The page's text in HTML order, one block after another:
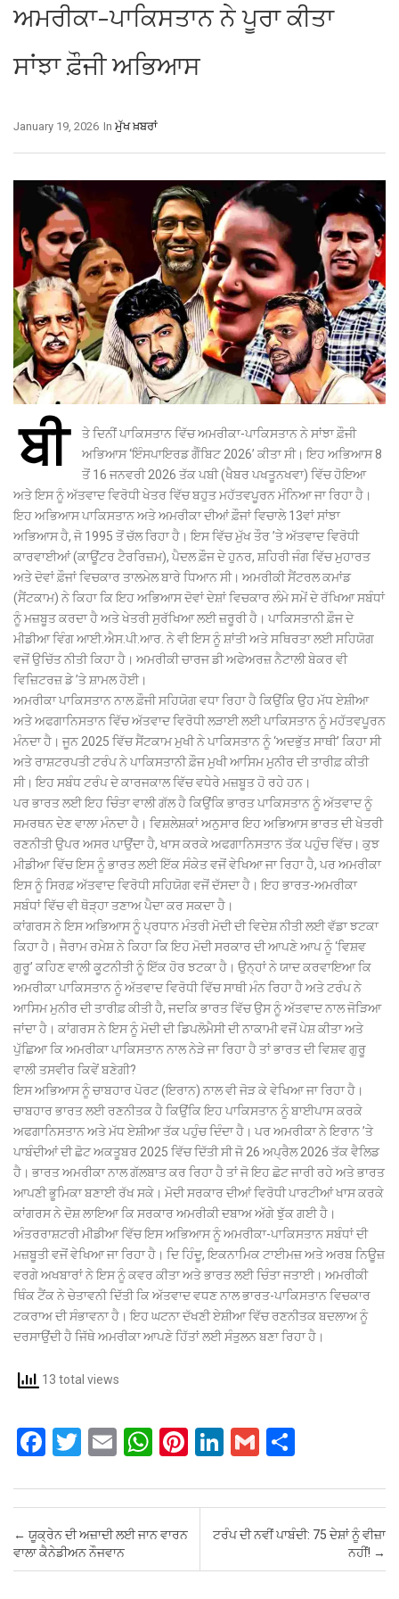
ਅਮਰੀਕਾ-ਪਾਕਿਸਤਾਨ ਨੇ ਪੂਰਾ ਕੀਤਾ
ਸਾਂਝਾ ਫ਼ੌਜੀ ਅਭਿਆਸ
In ਮੁੱਖ ਖ਼ਬਰਾਂ
January 19, 2026
ਬੀ
ਤੇ ਦਿਨੀਂ ਪਾਕਿਸਤਾਨ ਵਿੱਚ ਅਮਰੀਕਾ-ਪਾਕਿਸਤਾਨ ਨੇ ਸਾਂਝਾ ਫ਼ੌਜੀ
ਅਭਿਆਸ ‘ਇੰਸਪਾਇਰਡ ਗੈੰਬਿਟ 2026’ ਕੀਤਾ ਸੀ। ਇਹ ਅਭਿਆਸ 8
ਤੋਂ 16 ਜਨਵਰੀ 2026 ਤੱਕ ਪਬੀ (ਖੈਬਰ ਪਖਤੂਨਖਵਾ) ਵਿੱਚ ਹੋਇਆ
ਅਤੇ ਇਸ ਨੂੰ ਅੱਤਵਾਦ ਵਿਰੋਧੀ ਖੇਤਰ ਵਿੱਚ ਬਹੁਤ ਮਹੱਤਵਪੂਰਨ ਮੰਨਿਆ ਜਾ ਰਿਹਾ ਹੈ।
ਇਹ ਅਭਿਆਸ ਪਾਕਿਸਤਾਨ ਅਤੇ ਅਮਰੀਕਾ ਦੀਆਂ ਫ਼ੌਜਾਂ ਵਿਚਾਲੇ 13ਵਾਂ ਸਾਂਝਾ
ਅਭਿਆਸ ਹੈ, ਜੋ 1995 ਤੋਂ ਚੱਲ ਰਿਹਾ ਹੈ। ਇਸ ਵਿੱਚ ਮੁੱਖ ਤੌਰ ’ਤੇ ਅੱਤਵਾਦ ਵਿਰੋਧੀ
ਕਾਰਵਾਈਆਂ (ਕਾਊਂਟਰ ਟੈਰਰਿਜ਼ਮ), ਪੈਦਲ ਫ਼ੌਜ ਦੇ ਹੁਨਰ, ਸ਼ਹਿਰੀ ਜੰਗ ਵਿੱਚ ਮੁਹਾਰਤ
ਅਤੇ ਦੋਵਾਂ ਫ਼ੌਜਾਂ ਵਿਚਕਾਰ ਤਾਲਮੇਲ ਬਾਰੇ ਧਿਆਨ ਸੀ। ਅਮਰੀਕੀ ਸੈਂਟਰਲ ਕਮਾਂਡ
(ਸੈਂਟਕਾਮ) ਨੇ ਕਿਹਾ ਕਿ ਇਹ ਅਭਿਆਸ ਦੋਵਾਂ ਦੇਸ਼ਾਂ ਵਿਚਕਾਰ ਲੰਮੇ ਸਮੇਂ ਦੇ ਰੱਖਿਆ ਸਬੰਧਾਂ
ਨੂੰ ਮਜ਼ਬੂਤ ਕਰਦਾ ਹੈ ਅਤੇ ਖੇਤਰੀ ਸੁਰੱਖਿਆ ਲਈ ਜ਼ਰੂਰੀ ਹੈ। ਪਾਕਿਸਤਾਨੀ ਫ਼ੌਜ ਦੇ
ਮੀਡੀਆ ਵਿੰਗ ਆਈ.ਐਸ.ਪੀ.ਆਰ. ਨੇ ਵੀ ਇਸ ਨੂੰ ਸ਼ਾਂਤੀ ਅਤੇ ਸਥਿਰਤਾ ਲਈ ਸਹਿਯੋਗ
ਵਜੋਂ ਉਚਿੱਤ ਨੀਤੀ ਕਿਹਾ ਹੈ। ਅਮਰੀਕੀ ਚਾਰਜ ਡੀ ਅਫੇਅਰਜ਼ ਨੈਟਾਲੀ ਬੇਕਰ ਵੀ
ਵਿਜ਼ਿਟਰਜ਼ ਡੇ ’ਤੇ ਸ਼ਾਮਲ ਹੋਈ।
ਅਮਰੀਕਾ ਪਾਕਿਸਤਾਨ ਨਾਲ ਫ਼ੌਜੀ ਸਹਿਯੋਗ ਵਧਾ ਰਿਹਾ ਹੈ ਕਿਉਂਕਿ ਉਹ ਮੱਧ ਏਸ਼ੀਆ
ਅਤੇ ਅਫਗਾਨਿਸਤਾਨ ਵਿੱਚ ਅੱਤਵਾਦ ਵਿਰੋਧੀ ਲੜਾਈ ਲਈ ਪਾਕਿਸਤਾਨ ਨੂੰ ਮਹੱਤਵਪੂਰਨ
ਮੰਨਦਾ ਹੈ। ਜੂਨ 2025 ਵਿੱਚ ਸੈਂਟਕਾਮ ਮੁਖੀ ਨੇ ਪਾਕਿਸਤਾਨ ਨੂੰ ‘ਅਦਭੁੱਤ ਸਾਥੀ’ ਕਿਹਾ ਸੀ
ਅਤੇ ਰਾਸ਼ਟਰਪਤੀ ਟਰੰਪ ਨੇ ਪਾਕਿਸਤਾਨੀ ਫ਼ੌਜ ਮੁਖੀ ਆਸਿਮ ਮੁਨੀਰ ਦੀ ਤਾਰੀਫ਼ ਕੀਤੀ
ਸੀ। ਇਹ ਸਬੰਧ ਟਰੰਪ ਦੇ ਕਾਰਜਕਾਲ ਵਿੱਚ ਵਧੇਰੇ ਮਜ਼ਬੂਤ ਹੋ ਰਹੇ ਹਨ।
ਪਰ ਭਾਰਤ ਲਈ ਇਹ ਚਿੰਤਾ ਵਾਲੀ ਗੱਲ ਹੈ ਕਿਉਂਕਿ ਭਾਰਤ ਪਾਕਿਸਤਾਨ ਨੂੰ ਅੱਤਵਾਦ ਨੂੰ
ਸਮਰਥਨ ਦੇਣ ਵਾਲਾ ਮੰਨਦਾ ਹੈ। ਵਿਸ਼ਲੇਸ਼ਕਾਂ ਅਨੁਸਾਰ ਇਹ ਅਭਿਆਸ ਭਾਰਤ ਦੀ ਖੇਤਰੀ
ਰਣਨੀਤੀ ਉਪਰ ਅਸਰ ਪਾਉਂਦਾ ਹੈ, ਖਾਸ ਕਰਕੇ ਅਫਗਾਨਿਸਤਾਨ ਤੱਕ ਪਹੁੰਚ ਵਿੱਚ। ਕੁਝ
ਮੀਡੀਆ ਵਿੱਚ ਇਸ ਨੂੰ ਭਾਰਤ ਲਈ ਇੱਕ ਸੰਕੇਤ ਵਜੋਂ ਵੇਖਿਆ ਜਾ ਰਿਹਾ ਹੈ, ਪਰ ਅਮਰੀਕਾ
ਇਸ ਨੂੰ ਸਿਰਫ਼ ਅੱਤਵਾਦ ਵਿਰੋਧੀ ਸਹਿਯੋਗ ਵਜੋਂ ਦੱਸਦਾ ਹੈ। ਇਹ ਭਾਰਤ-ਅਮਰੀਕਾ
ਸਬੰਧਾਂ ਵਿੱਚ ਵੀ ਥੋੜ੍ਹਾ ਤਣਾਅ ਪੈਦਾ ਕਰ ਸਕਦਾ ਹੈ।
ਕਾਂਗਰਸ ਨੇ ਇਸ ਅਭਿਆਸ ਨੂੰ ਪ੍ਰਧਾਨ ਮੰਤਰੀ ਮੋਦੀ ਦੀ ਵਿਦੇਸ਼ ਨੀਤੀ ਲਈ ਵੱਡਾ ਝਟਕਾ
ਕਿਹਾ ਹੈ। ਜੈਰਾਮ ਰਮੇਸ਼ ਨੇ ਕਿਹਾ ਕਿ ਇਹ ਮੋਦੀ ਸਰਕਾਰ ਦੀ ਆਪਣੇ ਆਪ ਨੂੰ ‘ਵਿਸ਼ਵ
ਗੁਰੂ’ ਕਹਿਣ ਵਾਲੀ ਕੂਟਨੀਤੀ ਨੂੰ ਇੱਕ ਹੋਰ ਝਟਕਾ ਹੈ। ਉਨ੍ਹਾਂ ਨੇ ਯਾਦ ਕਰਵਾਇਆ ਕਿ
ਅਮਰੀਕਾ ਪਾਕਿਸਤਾਨ ਨੂੰ ਅੱਤਵਾਦ ਵਿਰੋਧੀ ਵਿੱਚ ਸਾਥੀ ਮੰਨ ਰਿਹਾ ਹੈ ਅਤੇ ਟਰੰਪ ਨੇ
ਆਸਿਮ ਮੁਨੀਰ ਦੀ ਤਾਰੀਫ਼ ਕੀਤੀ ਹੈ, ਜਦਕਿ ਭਾਰਤ ਵਿੱਚ ਉਸ ਨੂੰ ਅੱਤਵਾਦ ਨਾਲ ਜੋੜਿਆ
ਜਾਂਦਾ ਹੈ। ਕਾਂਗਰਸ ਨੇ ਇਸ ਨੂੰ ਮੋਦੀ ਦੀ ਡਿਪਲੋਮੈਸੀ ਦੀ ਨਾਕਾਮੀ ਵਜੋਂ ਪੇਸ਼ ਕੀਤਾ ਅਤੇ
ਪੁੱਛਿਆ ਕਿ ਅਮਰੀਕਾ ਪਾਕਿਸਤਾਨ ਨਾਲ ਨੇੜੇ ਜਾ ਰਿਹਾ ਹੈ ਤਾਂ ਭਾਰਤ ਦੀ ਵਿਸ਼ਵ ਗੁਰੂ
ਵਾਲੀ ਤਸਵੀਰ ਕਿਵੇਂ ਬਣੇਗੀ?
ਇਸ ਅਭਿਆਸ ਨੂੰ ਚਾਬਹਾਰ ਪੋਰਟ (ਇਰਾਨ) ਨਾਲ ਵੀ ਜੋੜ ਕੇ ਵੇਖਿਆ ਜਾ ਰਿਹਾ ਹੈ।
ਚਾਬਹਾਰ ਭਾਰਤ ਲਈ ਰਣਨੀਤਕ ਹੈ ਕਿਉਂਕਿ ਇਹ ਪਾਕਿਸਤਾਨ ਨੂੰ ਬਾਈਪਾਸ ਕਰਕੇ
ਅਫਗਾਨਿਸਤਾਨ ਅਤੇ ਮੱਧ ਏਸ਼ੀਆ ਤੱਕ ਪਹੁੰਚ ਦਿੰਦਾ ਹੈ। ਪਰ ਅਮਰੀਕਾ ਨੇ ਇਰਾਨ ’ਤੇ
ਪਾਬੰਦੀਆਂ ਦੀ ਛੋਟ ਅਕਤੂਬਰ 2025 ਵਿੱਚ ਦਿੱਤੀ ਸੀ ਜੋ 26 ਅਪ੍ਰੈਲ 2026 ਤੱਕ ਵੈਲਿਡ
ਹੈ। ਭਾਰਤ ਅਮਰੀਕਾ ਨਾਲ ਗੱਲਬਾਤ ਕਰ ਰਿਹਾ ਹੈ ਤਾਂ ਜੋ ਇਹ ਛੋਟ ਜਾਰੀ ਰਹੇ ਅਤੇ ਭਾਰਤ
ਆਪਣੀ ਭੂਮਿਕਾ ਬਣਾਈ ਰੱਖ ਸਕੇ। ਮੋਦੀ ਸਰਕਾਰ ਦੀਆਂ ਵਿਰੋਧੀ ਪਾਰਟੀਆਂ ਖਾਸ ਕਰਕੇ
ਕਾਂਗਰਸ ਨੇ ਦੋਸ਼ ਲਾਇਆ ਕਿ ਸਰਕਾਰ ਅਮਰੀਕੀ ਦਬਾਅ ਅੱਗੇ ਝੁੱਕ ਗਈ ਹੈ।
ਅੰਤਰਰਾਸ਼ਟਰੀ ਮੀਡੀਆ ਵਿੱਚ ਇਸ ਅਭਿਆਸ ਨੂੰ ਅਮਰੀਕਾ-ਪਾਕਿਸਤਾਨ ਸਬੰਧਾਂ ਦੀ
ਮਜ਼ਬੂਤੀ ਵਜੋਂ ਵੇਖਿਆ ਜਾ ਰਿਹਾ ਹੈ। ਦਿ ਹਿੰਦੂ, ਇਕਨਾਮਿਕ ਟਾਈਮਜ਼ ਅਤੇ ਅਰਬ ਨਿਊਜ਼
ਵਰਗੇ ਅਖਬਾਰਾਂ ਨੇ ਇਸ ਨੂੰ ਕਵਰ ਕੀਤਾ ਅਤੇ ਭਾਰਤ ਲਈ ਚਿੰਤਾ ਜਤਾਈ। ਅਮਰੀਕੀ
ਥਿੰਕ ਟੈਂਕ ਨੇ ਚੇਤਾਵਨੀ ਦਿੱਤੀ ਕਿ ਅੱਤਵਾਦ ਵਧਣ ਨਾਲ ਭਾਰਤ-ਪਾਕਿਸਤਾਨ ਵਿਚਕਾਰ
ਟਕਰਾਅ ਦੀ ਸੰਭਾਵਨਾ ਹੈ। ਇਹ ਘਟਨਾ ਦੱਖਣੀ ਏਸ਼ੀਆ ਵਿੱਚ ਰਣਨੀਤਕ ਬਦਲਾਅ ਨੂੰ
ਦਰਸਾਉਂਦੀ ਹੈ ਜਿੱਥੇ ਅਮਰੀਕਾ ਆਪਣੇ ਹਿੱਤਾਂ ਲਈ ਸੰਤੁਲਨ ਬਣਾ ਰਿਹਾ ਹੈ।
13 total views
F
ce
b
o
T
tt
er
E
ail
W
at
s
Pi
er
es
Li
ke
dI
G
ail ar
e
Post navigation
← ਯੂਕ੍ਰੇਨ ਦੀ ਅਜ਼ਾਦੀ ਲਈ ਜਾਨ ਵਾਰਨ
ਵਾਲਾ ਕੈਨੇਡੀਅਨ ਨੌਜਵਾਨ
ਟਰੰਪ ਦੀ ਨਵੀਂ ਪਾਬੰਦੀ: 75 ਦੇਸ਼ਾਂ ਨੂੰ ਵੀਜ਼ਾ
ਨਹੀਂ! →